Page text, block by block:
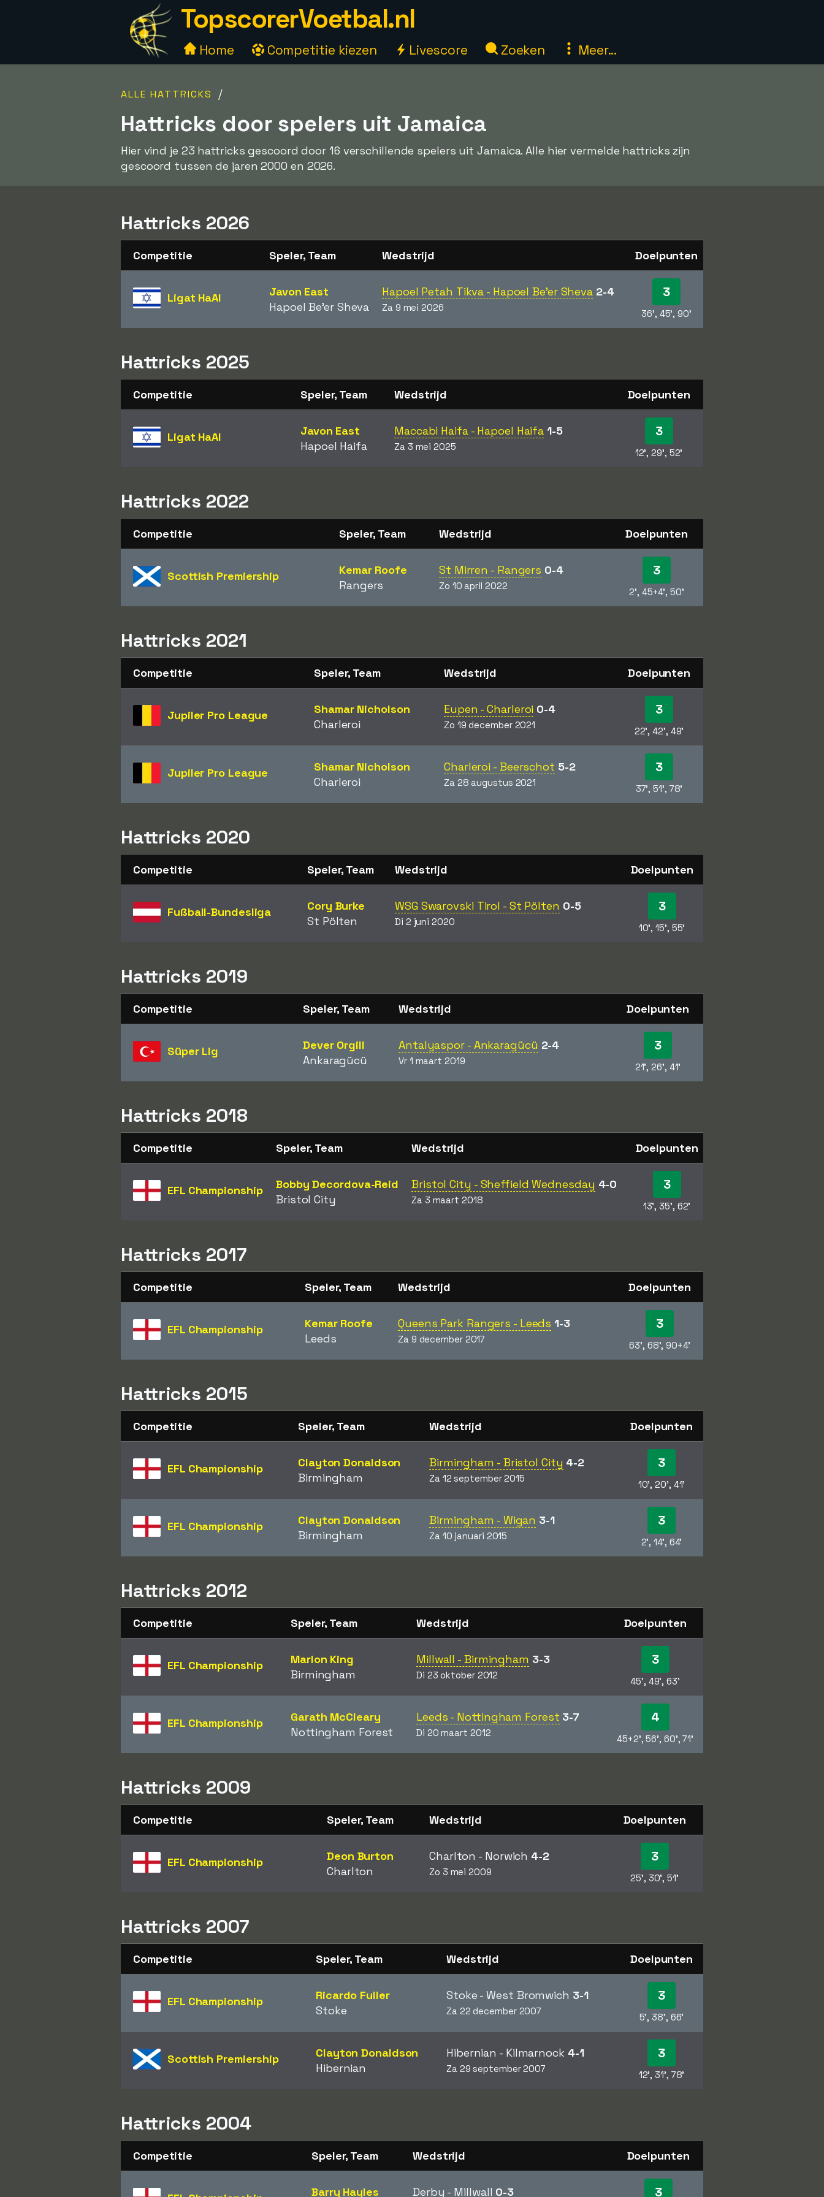
TopscorerVoetbal.nl
Home Competitie kiezen Livescore Zoeken Meer...
ALLE HATTRICKS /
Hattricks door spelers uit Jamaica
Hier vind je 23 hattricks gescoord door 16 verschillende spelers uit Jamaica. Alle hier vermelde hattricks zijn
gescoord tussen de jaren 2000 en 2026.
Hattricks 2026
Competitie Speler, Team Wedstrijd Doelpunten
Ligat HaAl
Javon East
Hapoel Be'er Sheva
Hapoel Petah Tikva - Hapoel Be'er Sheva 2-4
Za 9 mei 2026
3
36', 45', 90'
Hattricks 2025
Competitie Speler, Team Wedstrijd Doelpunten
Ligat HaAl
Javon East
Hapoel Haifa
Maccabi Haifa - Hapoel Haifa 1-5
Za 3 mei 2025
3
12', 29', 52'
Hattricks 2022
Competitie Speler, Team Wedstrijd Doelpunten
Scottish Premiership
Kemar Roofe
Rangers
St Mirren - Rangers 0-4
Zo 10 april 2022
3
2', 45+4', 50'
Hattricks 2021
Competitie Speler, Team Wedstrijd Doelpunten
Jupiler Pro League
Shamar Nicholson
Charleroi
Eupen - Charleroi 0-4
Zo 19 december 2021
3
22', 42', 49'
Jupiler Pro League
Shamar Nicholson
Charleroi
Charleroi - Beerschot 5-2
Za 28 augustus 2021
3
37', 51', 78'
Hattricks 2020
Competitie Speler, Team Wedstrijd Doelpunten
Fußball-Bundesliga
Cory Burke
St Pölten
WSG Swarovski Tirol - St Pölten 0-5
Di 2 juni 2020
3
10', 15', 55'
Hattricks 2019
Competitie Speler, Team Wedstrijd Doelpunten
Süper Lig
Dever Orgill
Ankaragücü
Antalyaspor - Ankaragücü 2-4
Vr 1 maart 2019
3
21', 26', 41'
Hattricks 2018
Competitie Speler, Team Wedstrijd Doelpunten
EFL Championship
Bobby Decordova-Reid
Bristol City
Bristol City - Sheffield Wednesday 4-0
Za 3 maart 2018
3
13', 35', 62'
Hattricks 2017
Competitie Speler, Team Wedstrijd Doelpunten
EFL Championship
Kemar Roofe
Leeds
Queens Park Rangers - Leeds 1-3
Za 9 december 2017
3
63', 68', 90+4'
Hattricks 2015
Competitie Speler, Team Wedstrijd Doelpunten
EFL Championship
Clayton Donaldson
Birmingham
Birmingham - Bristol City 4-2
Za 12 september 2015
3
10', 20', 41'
EFL Championship
Clayton Donaldson
Birmingham
Birmingham - Wigan 3-1
Za 10 januari 2015
3
2', 14', 64'
Hattricks 2012
Competitie Speler, Team Wedstrijd Doelpunten
EFL Championship
Marlon King
Birmingham
Millwall - Birmingham 3-3
Di 23 oktober 2012
3
45', 49', 63'
EFL Championship
Garath McCleary
Nottingham Forest
Leeds - Nottingham Forest 3-7
Di 20 maart 2012
4
45+2', 56', 60', 71'
Hattricks 2009
Competitie Speler, Team Wedstrijd Doelpunten
EFL Championship
Deon Burton
Charlton
Charlton - Norwich 4-2
Zo 3 mei 2009
3
25', 30', 51'
Hattricks 2007
Competitie Speler, Team Wedstrijd Doelpunten
EFL Championship
Ricardo Fuller
Stoke
Stoke - West Bromwich 3-1
Za 22 december 2007
3
5', 38', 66'
Scottish Premiership
Clayton Donaldson
Hibernian
Hibernian - Kilmarnock 4-1
Za 29 september 2007
3
12', 31', 78'
Hattricks 2004
Competitie Speler, Team Wedstrijd Doelpunten
Barry Hayles Derby - Millwall 0-3 3